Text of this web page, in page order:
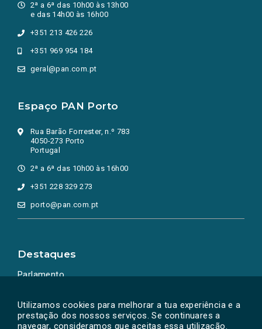
Utilizamos cookies para melhorar a tua experiência e a
prestação dos nossos serviços. Se continuares a
navegar, consideramos que aceitas essa utilização.
2ª a 6ª das 10h00 às 13h00
e das 14h00 às 16h00
+351 213 426 226
+351 969 954 184
geral@pan.com.pt
Espaço PAN Porto
Rua Barão Forrester, n.º 783
4050-273 Porto
Portugal
2ª a 6ª das 10h00 às 16h00
+351 228 329 273
porto@pan.com.pt
Destaques
Parlamento